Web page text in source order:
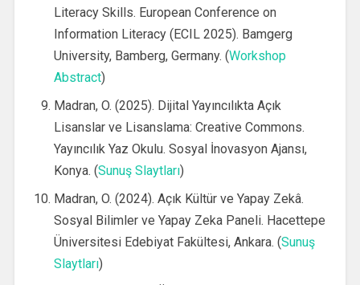
Literacy Skills. European Conference on
Information Literacy (ECIL 2025). Bamgerg
University, Bamberg, Germany. (Workshop
Abstract)
Madran, O. (2025). Dijital Yayıncılıkta Açık
Lisanslar ve Lisanslama: Creative Commons.
Yayıncılık Yaz Okulu. Sosyal İnovasyon Ajansı,
Konya. (Sunuş Slaytları)
Madran, O. (2024). Açık Kültür ve Yapay Zekâ.
Sosyal Bilimler ve Yapay Zeka Paneli. Hacettepe
Üniversitesi Edebiyat Fakültesi, Ankara. (Sunuş
Slaytları)